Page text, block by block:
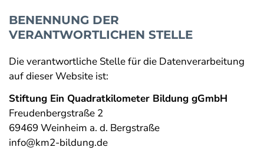
BENENNUNG DER
VERANTWORTLICHEN STELLE
Die verantwortliche Stelle für die Datenverarbeitung
auf dieser Website ist:
Stiftung Ein Quadratkilometer Bildung gGmbH
Freudenbergstraße 2
69469 Weinheim a. d. Bergstraße
info@km2-bildung.de